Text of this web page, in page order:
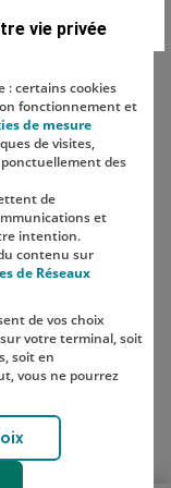
Instagram
le compte TikTok
vie privée
: certains cookies
fonctionnement et
de mesure
de visites,
des
de
et
intention.
contenu sur
de Réseaux
de vos choix
votre terminal, soit
soit en
vous ne pourrez
moment, en cliquant
et les